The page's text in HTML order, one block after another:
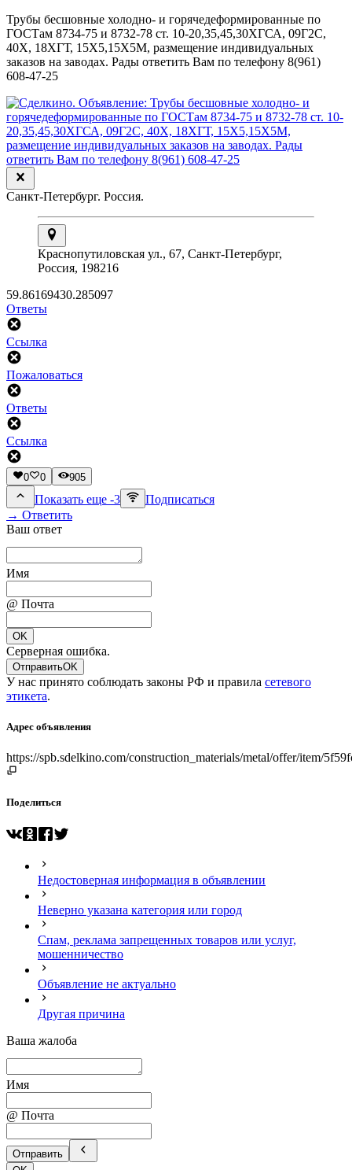
Трубы бесшовные холодно- и горячедеформированные по
ГОСТам 8734-75 и 8732-78 ст. 10-20,35,45,30ХГСА, 09Г2С,
40Х, 18ХГТ, 15Х5,15Х5М, размещение индивидуальных
заказов на заводах. Рады ответить Вам по телефону 8(961)
608-47-25
Санкт-Петербург. Россия.
Краснопутиловская ул., 67, Санкт-Петербург,
Россия, 198216
59.86169430.285097
Ответы
Ссылка
Пожаловаться
Ответы
Ссылка
0 0 905
Показать еще -3
Подписаться
→ Ответить
Ваш ответ
Имя
@ Почта
OK
Серверная ошибка.
ОтправитьOK
У нас принято соблюдать законы РФ и правила сетевого
этикета.
Адрес объявления
https://spb.sdelkino.com/construction_materials/metal/offer/item/
Поделиться
Недостоверная информация в объявлении
Неверно указана категория или город
Спам, реклама запрещенных товаров или услуг,
мошенничество
Объявление не актуально
Другая причина
Ваша жалоба
Имя
@ Почта
Отправить